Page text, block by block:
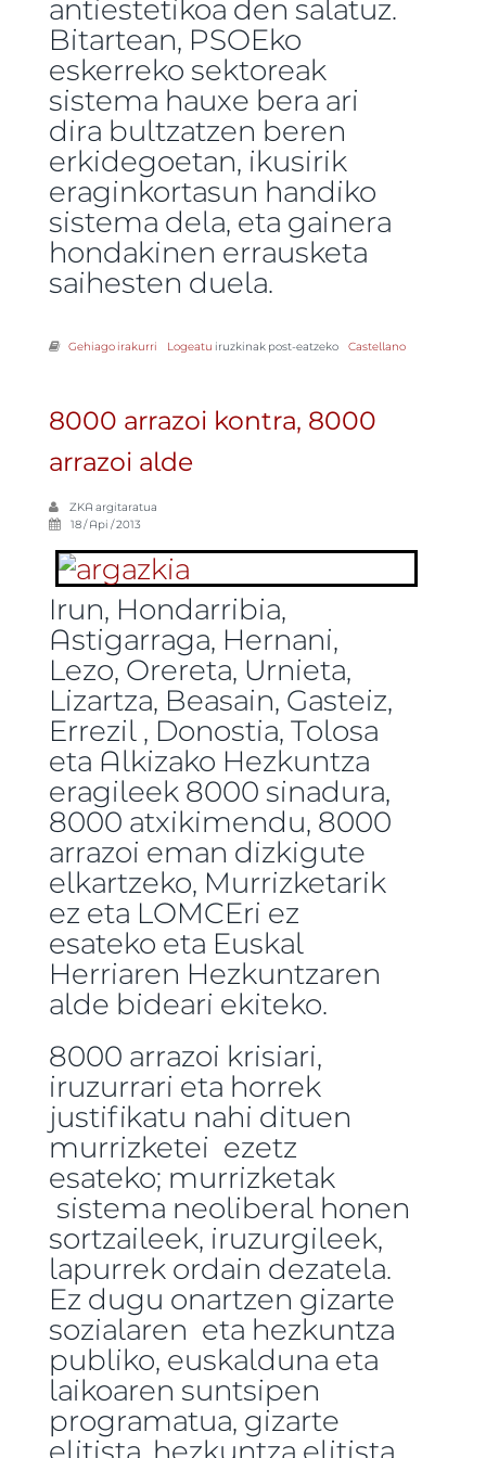
antiestetikoa den salatuz.
Bitartean, PSOEko
eskerreko sektoreak
sistema hauxe bera ari
dira bultzatzen beren
erkidegoetan, ikusirik
eraginkortasun handiko
sistema dela, eta gainera
hondakinen errausketa
saihesten duela.
Gehiago irakurri Pasaia: Ingurumena, birziklapena kameleoiak eta 2013
Logeatu iruzkinak post-eatzeko Castellano
8000 arrazoi kontra, 8000
arrazoi alde
ZKA argitaratua
18 / Api / 2013
Irun, Hondarribia,
Astigarraga, Hernani,
Lezo, Orereta, Urnieta,
Lizartza, Beasain, Gasteiz,
Errezil , Donostia, Tolosa
eta Alkizako Hezkuntza
eragileek 8000 sinadura,
8000 atxikimendu, 8000
arrazoi eman dizkigute
elkartzeko, Murrizketarik
ez eta LOMCEri ez
esateko eta Euskal
Herriaren Hezkuntzaren
alde bideari ekiteko.
8000 arrazoi krisiari,
iruzurrari eta horrek
justifikatu nahi dituen
murrizketei ezetz
esateko; murrizketak
sistema neoliberal honen
sortzaileek, iruzurgileek,
lapurrek ordain dezatela.
Ez dugu onartzen gizarte
sozialaren eta hezkuntza
publiko, euskalduna eta
laikoaren suntsipen
programatua, gizarte
elitista, hezkuntza elitista,